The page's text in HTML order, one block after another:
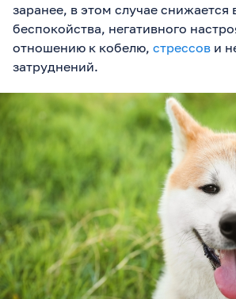
заранее, в этом случае снижается
беспокойства, негативного
отношению к кобелю, стрессов и
затруднений.